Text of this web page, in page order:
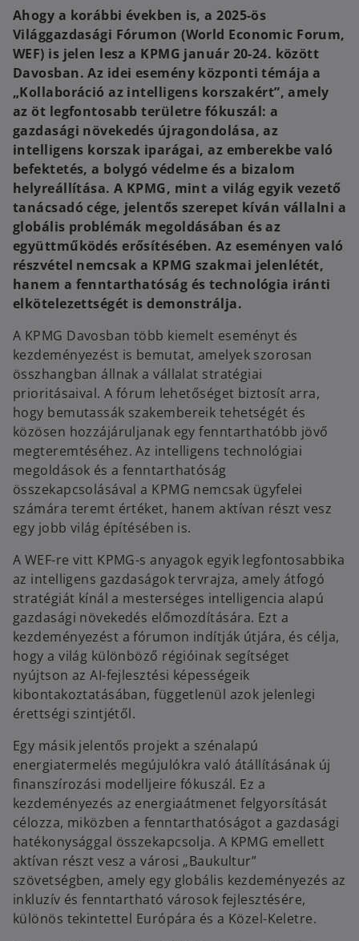
w
t
b
t
b
Ahogy a korábbi években is, a 2025-ös
Világgazdasági Fórumon (World Economic Forum,
WEF) is jelen lesz a KPMG január 20-24. között
Davosban. Az idei esemény központi témája a
„Kollaboráció az intelligens korszakért”, amely
az öt legfontosabb területre fókuszál: a
gazdasági növekedés újragondolása, az
intelligens korszak iparágai, az emberekbe való
befektetés, a bolygó védelme és a bizalom
helyreállítása. A KPMG, mint a világ egyik vezető
tanácsadó cége, jelentős szerepet kíván vállalni a
globális problémák megoldásában és az
együttműködés erősítésében. Az eseményen való
részvétel nemcsak a KPMG szakmai jelenlétét,
hanem a fenntarthatóság és technológia iránti
elkötelezettségét is demonstrálja.
A KPMG Davosban több kiemelt eseményt és
kezdeményezést is bemutat, amelyek szorosan
összhangban állnak a vállalat stratégiai
prioritásaival. A fórum lehetőséget biztosít arra,
hogy bemutassák szakembereik tehetségét és
közösen hozzájáruljanak egy fenntarthatóbb jövő
megteremtéséhez. Az intelligens technológiai
megoldások és a fenntarthatóság
összekapcsolásával a KPMG nemcsak ügyfelei
számára teremt értéket, hanem aktívan részt vesz
egy jobb világ építésében is.
A WEF-re vitt KPMG-s anyagok egyik legfontosabbika
az intelligens gazdaságok tervrajza, amely átfogó
stratégiát kínál a mesterséges intelligencia alapú
gazdasági növekedés előmozdítására. Ezt a
kezdeményezést a fórumon indítják útjára, és célja,
hogy a világ különböző régióinak segítséget
nyújtson az AI-fejlesztési képességeik
kibontakoztatásában, függetlenül azok jelenlegi
érettségi szintjétől.
Egy másik jelentős projekt a szénalapú
energiatermelés megújulókra való átállításának új
finanszírozási modelljeire fókuszál. Ez a
kezdeményezés az energiaátmenet felgyorsítását
célozza, miközben a fenntarthatóságot a gazdasági
hatékonysággal összekapcsolja. A KPMG emellett
aktívan részt vesz a városi „Baukultur”
szövetségben, amely egy globális kezdeményezés az
inkluzív és fenntartható városok fejlesztésére,
különös tekintettel Európára és a Közel-Keletre.